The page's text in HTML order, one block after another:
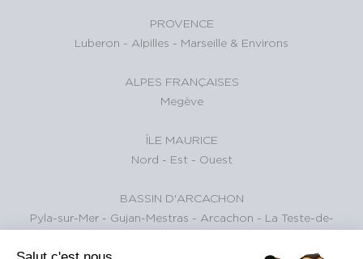
PROVENCE
Luberon - Alpilles - Marseille & Environs
ALPES FRANÇAISES
Megève
ÎLE MAURICE
Nord - Est - Ouest
BASSIN D'ARCACHON
Pyla-sur-Mer - Gujan-Mestras - Arcachon - La Teste-de-
Buch